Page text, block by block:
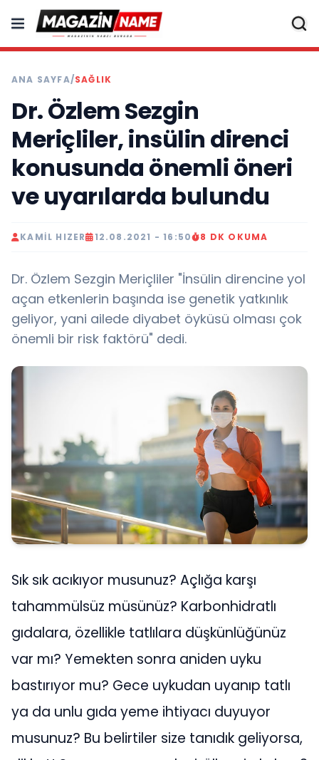
ANA SAYFA/SAĞLIK
Dr. Özlem Sezgin
Meriçliler, insülin direnci
konusunda önemli öneri
ve uyarılarda bulundu
KAMIL HIZER 12.08.2021 - 16:50 8 DK OKUMA
Dr. Özlem Sezgin Meriçliler "İnsülin direncine yol
açan etkenlerin başında ise genetik yatkınlık
geliyor, yani ailede diyabet öyküsü olması çok
önemli bir risk faktörü" dedi.
Sık sık acıkıyor musunuz? Açlığa karşı
tahammülsüz müsünüz? Karbonhidratlı
gıdalara, özellikle tatlılara düşkünlüğünüz
var mı? Yemekten sonra aniden uyku
bastırıyor mu? Gece uykudan uyanıp tatlı
ya da unlu gıda yeme ihtiyacı duyuyor
musunuz? Bu belirtiler size tanıdık geliyorsa,